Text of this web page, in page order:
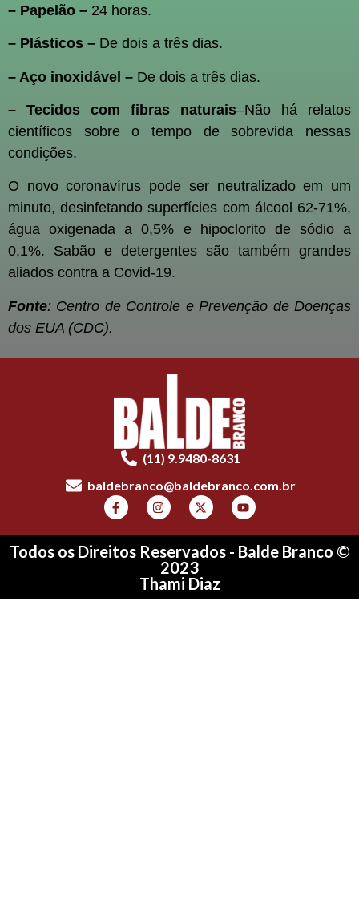
– Papelão – 24 horas.
– Plásticos – De dois a três dias.
– Aço inoxidável – De dois a três dias.
– Tecidos com fibras naturais–Não há relatos
científicos sobre o tempo de sobrevida nessas
condições.
O novo coronavírus pode ser neutralizado em um
minuto, desinfetando superfícies com álcool 62-71%,
água oxigenada a 0,5% e hipoclorito de sódio a
0,1%. Sabão e detergentes são também grandes
aliados contra a Covid-19.
Fonte: Centro de Controle e Prevenção de Doenças
dos EUA (CDC).
(11) 9.9480-8631
baldebranco@baldebranco.com.br
Todos os Direitos Reservados - Balde Branco ©
2023
Thami Diaz